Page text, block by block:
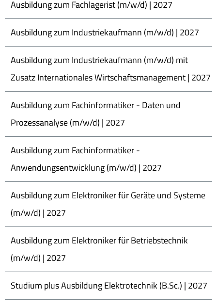
Ausbildung zum Fachlagerist (m/w/d) | 2027
Ausbildung zum Industriekaufmann (m/w/d) | 2027
Ausbildung zum Industriekaufmann (m/w/d) mit
Zusatz Internationales Wirtschaftsmanagement | 2027
Ausbildung zum Fachinformatiker - Daten und
Prozessanalyse (m/w/d) | 2027
Ausbildung zum Fachinformatiker -
Anwendungsentwicklung (m/w/d) | 2027
Ausbildung zum Elektroniker für Geräte und Systeme
(m/w/d) | 2027
Ausbildung zum Elektroniker für Betriebstechnik
(m/w/d) | 2027
Studium plus Ausbildung Elektrotechnik (B.Sc.) | 2027